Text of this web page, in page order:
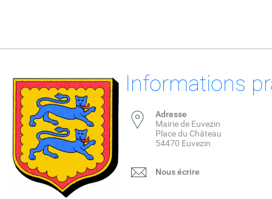
Informations
Adresse
Mairie de Euvezin
Place du Château
54470 Euvezin
Nous écrire